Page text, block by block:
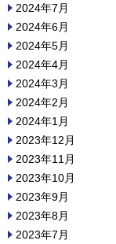
2024年7月
2024年6月
2024年5月
2024年4月
2024年3月
2024年2月
2024年1月
2023年12月
2023年11月
2023年10月
2023年9月
2023年8月
2023年7月